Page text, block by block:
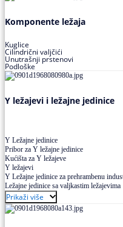
Komponente ležaja
Kuglice
Cilindrični valjčići
Unutrašnji prstenovi
Podloške
Y ležajevi i ležajne jedinice
Y Ležajne jedinice
Pribor za Y ležajne jedinice
Kućišta za Y ležajeve
Y ležajevi
Y Ležajne jedinice za prehrambenu
Ležajne jedinice sa valjkastim ležajevima
Prikaži više